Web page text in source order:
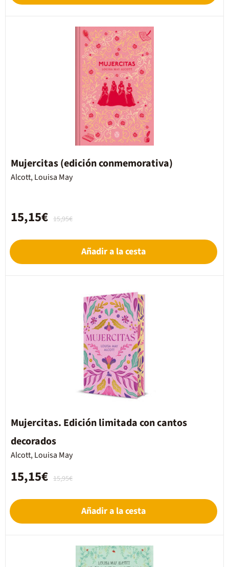
Mujercitas (edición conmemorativa)
Alcott, Louisa May
15,95€
15,15€
Añadir a la cesta
Mujercitas. Edición limitada con cantos
decorados
Alcott, Louisa May
15,95€
15,15€
Añadir a la cesta